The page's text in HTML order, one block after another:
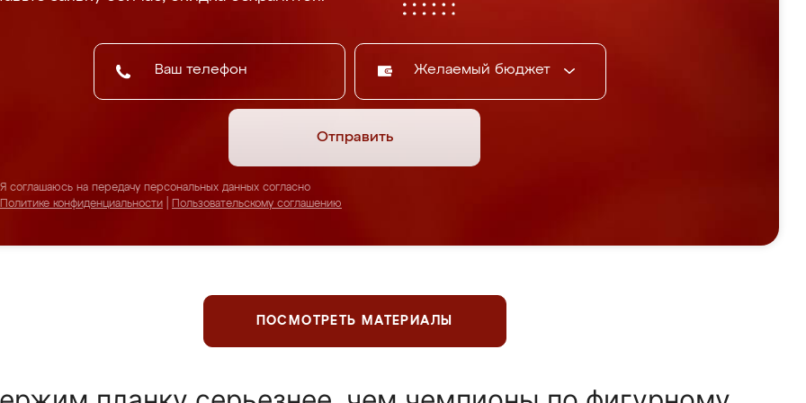
Желаемый бюджет
Отправить
Я соглашаюсь на передачу персональных данных согласно
Политике конфиденциальности
Пользовательскому соглашению
ПОСМОТРЕТЬ МАТЕРИАЛЫ